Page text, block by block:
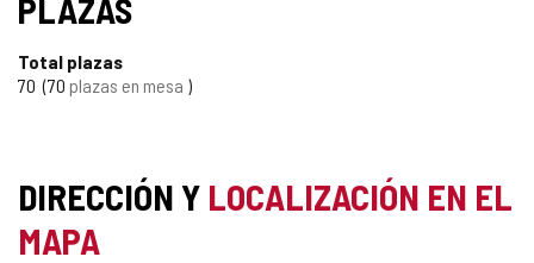
PLAZAS
Total plazas
70 70 plazas en mesa
DIRECCIÓN Y LOCALIZACIÓN EN EL
MAPA